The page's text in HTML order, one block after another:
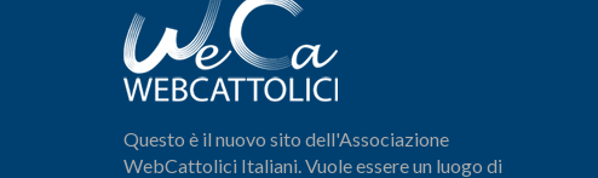
Questo è il nuovo sito dell'Associazione
WebCattolici Italiani. Vuole essere un luogo di